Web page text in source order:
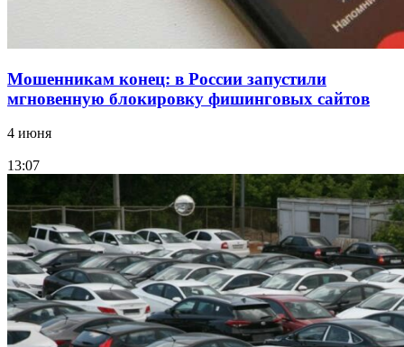
Мошенникам конец: в России запустили
мгновенную блокировку фишинговых сайтов
4 июня
13:07